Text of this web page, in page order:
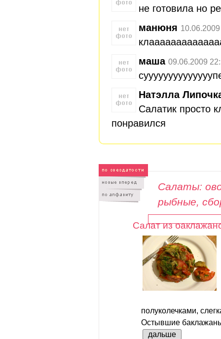
не готовила но
манюня
маша 09.06.2009
Натэлла
Салатик просто
понравился
Салаты:
рыбные,
Салат из
полуколечками,
Остывшие
дальше